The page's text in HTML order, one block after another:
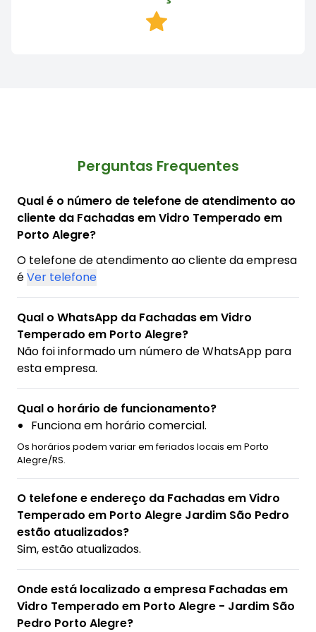
Perguntas Frequentes
Qual é o número de telefone de atendimento ao
cliente da Fachadas em Vidro Temperado em
Porto Alegre?
O telefone de atendimento ao cliente da empresa
éVer telefone
Qual o WhatsApp da Fachadas em Vidro
Temperado em Porto Alegre?
Não foi informado um número de WhatsApp para
esta empresa.
Qual o horário de funcionamento?
Funciona em horário comercial.
Os horários podem variar em feriados locais em Porto
Alegre/RS.
O telefone e endereço da Fachadas em Vidro
Temperado em Porto Alegre Jardim São Pedro
estão atualizados?
Sim, estão atualizados.
Onde está localizado a empresa Fachadas em
Vidro Temperado em Porto Alegre - Jardim São
Pedro Porto Alegre?